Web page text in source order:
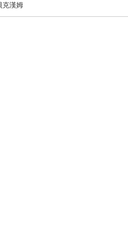
克漢姆